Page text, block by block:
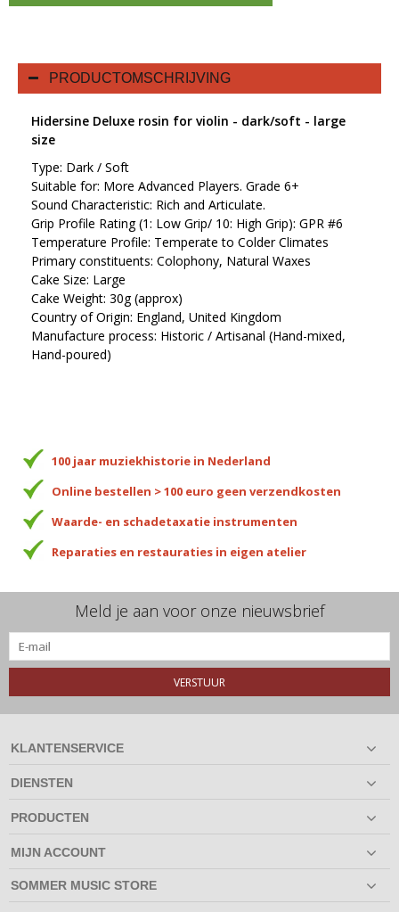
PRODUCTOMSCHRIJVING
Hidersine Deluxe rosin for violin - dark/soft - large
size
Type: Dark / Soft
Suitable for: More Advanced Players. Grade 6+
Sound Characteristic: Rich and Articulate.
Grip Profile Rating (1: Low Grip/ 10: High Grip): GPR #6
Temperature Profile: Temperate to Colder Climates
Primary constituents: Colophony, Natural Waxes
Cake Size: Large
Cake Weight: 30g (approx)
Country of Origin: England, United Kingdom
Manufacture process: Historic / Artisanal (Hand-mixed,
Hand-poured)
100 jaar muziekhistorie in Nederland
Online bestellen > 100 euro geen verzendkosten
Waarde- en schadetaxatie instrumenten
Reparaties en restauraties in eigen atelier
Meld je aan voor onze nieuwsbrief
VERSTUUR
KLANTENSERVICE
DIENSTEN
PRODUCTEN
MIJN ACCOUNT
SOMMER MUSIC STORE